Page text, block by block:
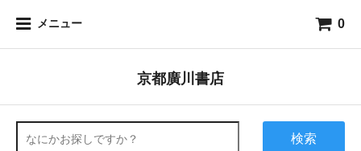
メニュー 0
京都廣川書店
検索